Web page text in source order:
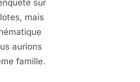
sur
mais
aurions
famille.